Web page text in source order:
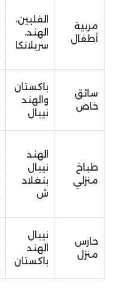
مربية
أطفال
الفلبين،
الهند،
سريلانكا
سائق
خاص
باكستان
والهند
نيبال
طباخ
منزلي
الهند
نيبال
بنغلاد
ش
حارس
منزل
نيبال
الهند
باكستان